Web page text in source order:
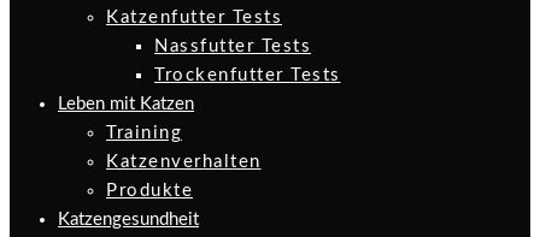
Katzenfutter Tests
Nassfutter Tests
Trockenfutter Tests
Leben mit Katzen
Training
Katzenverhalten
Produkte
Katzengesundheit